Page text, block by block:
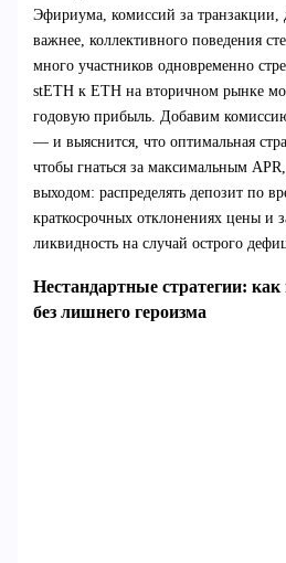
Эфириума, комиссий за
важнее, коллективного поведения
много участников одновременно
stETH к ETH на вторичном рынке
годовую прибыль. Добавим
— и выяснится, что оптимальная
чтобы гнаться за максимальным
выходом: распределять депозит по
краткосрочных отклонениях цены и
ликвидность на случай острого
Нестандартные стратегии:
без лишнего героизма